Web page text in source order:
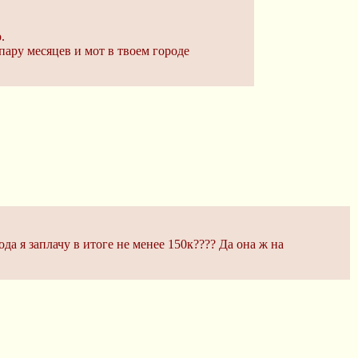
месяцев и мот в твоем городе
я заплачу в итоге не менее 150к???? Да она ж на